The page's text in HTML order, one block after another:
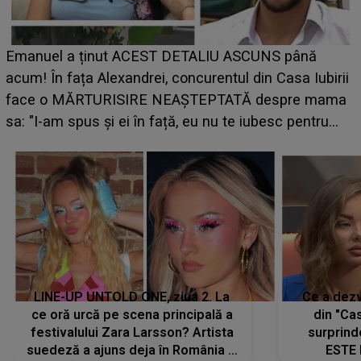
a ținut ACEST DETALIU ASCUNS până
În fața Alexandrei, concurentul din Casa Iubirii
o MĂRTURISIRE NEAȘTEPTATĂ despre mama
am spus și ei în față, eu nu te iubesc pentru
ce i-
LINE-UP UNTOLD ONE, ziua 2. La
ce oră urcă pe scena principală a
festivalului Zara Larsson? Artista
suedeză a ajuns deja în România și
Ce a
din